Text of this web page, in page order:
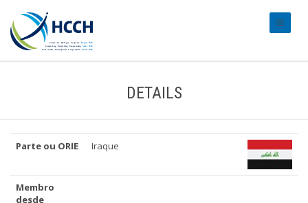
DETAILS
Parte ou ORIE Iraque
Membro
desde